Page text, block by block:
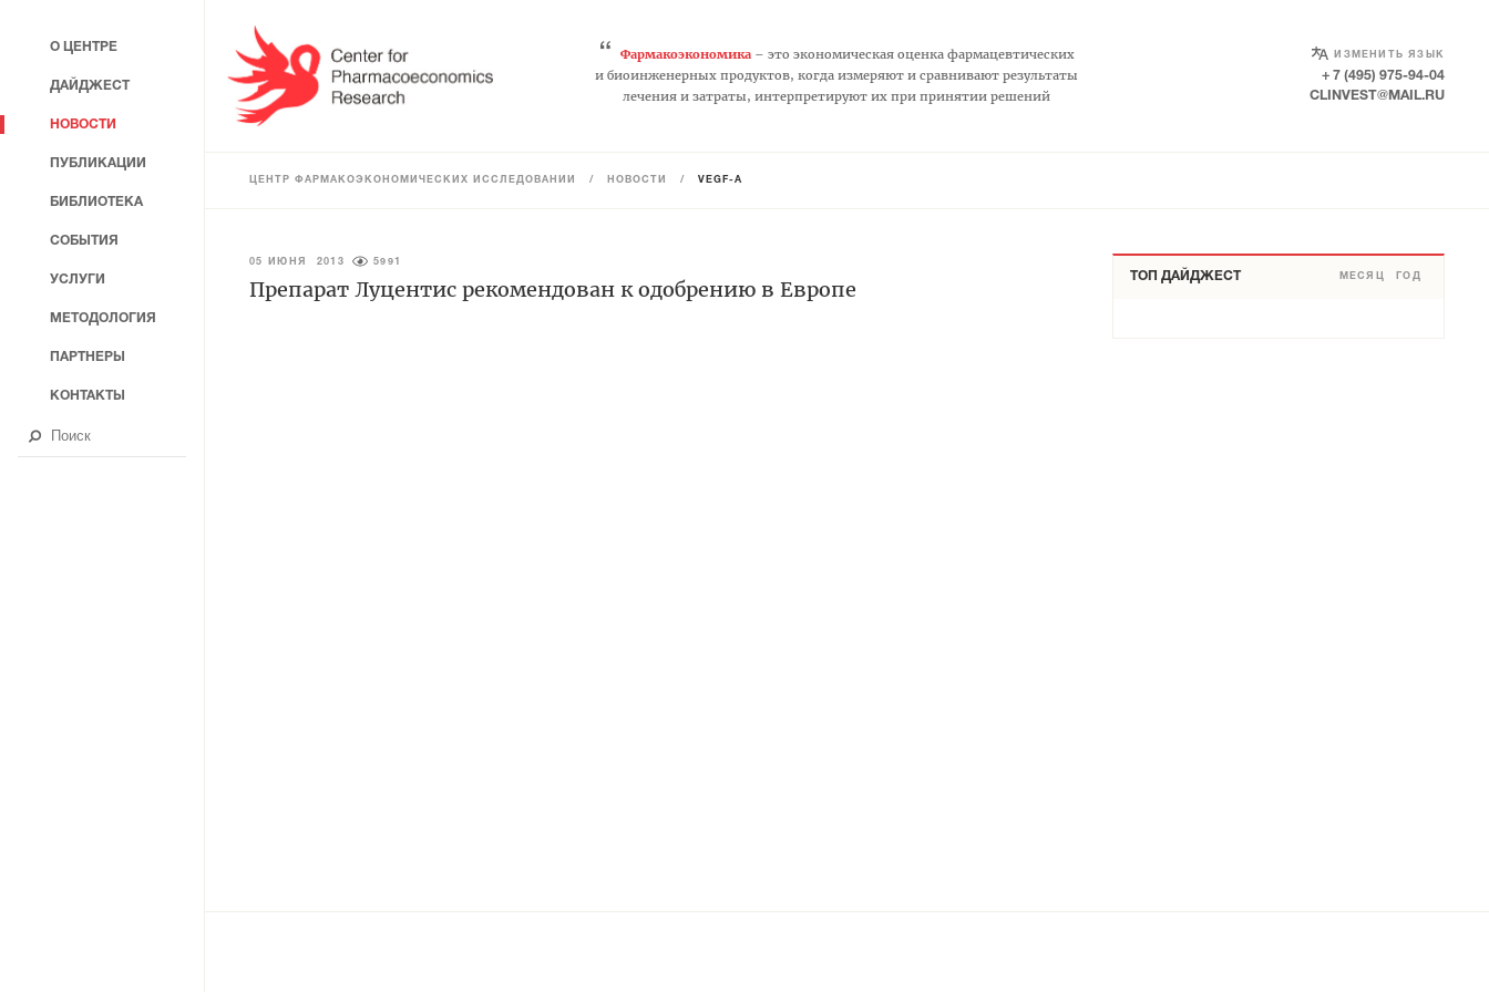
“ Фармакоэкономика– это экономическая оценка фармацевтических
и биоинженерных продуктов, когда измеряют и сравнивают результаты
лечения и затраты, интерпретируют их при принятии решений
ИЗМЕНИТЬ ЯЗЫК
SELECT LANGUAGE
+ 7 (495) 975-94-04
CLINVEST@MAIL.RU
ЦЕНТР ФАРМАКОЭКОНОМИЧЕСКИХ ИССЛЕДОВАНИЙ / НОВОСТИ / VEGF-А
05 ИЮНЯ 2013 5991
Препарат Луцентис рекомендован к одобрению в Европе ТОП ДАЙДЖЕСТ МЕСЯЦ ГОД
О ЦЕНТРЕ
ДАЙДЖЕСТ
НОВОСТИ
ПУБЛИКАЦИИ
БИБЛИОТЕКА
СОБЫТИЯ
УСЛУГИ
МЕТОДОЛОГИЯ
ПАРТНЕРЫ
КОНТАКТЫ